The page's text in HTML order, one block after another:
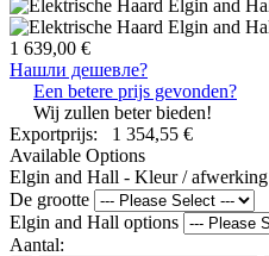
1 639,00 €
Нашли дешевле?
Een betere prijs gevonden?
Wij zullen beter bieden!
Exportprijs:
1 354,55 €
Available Options
Elgin and Hall - Kleur / afwerking
De grootte
Elgin and Hall options
Aantal: